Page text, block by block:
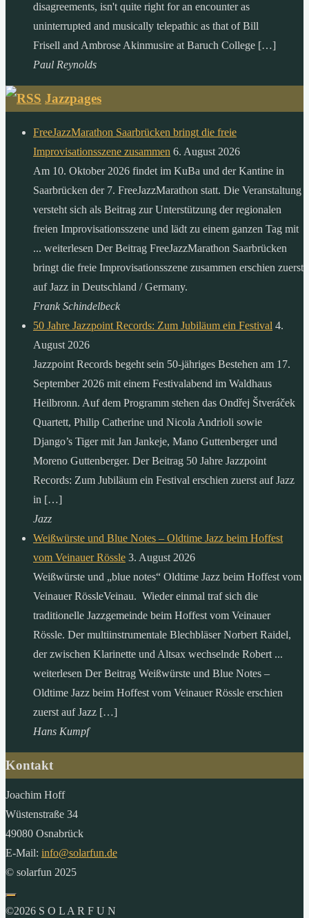
disagreements, isn't quite right for an encounter as
uninterrupted and musically telepathic as that of Bill
Frisell and Ambrose Akinmusire at Baruch College […]
Paul Reynolds
Jazzpages
FreeJazzMarathon Saarbrücken bringt die freie
Improvisationsszene zusammen 6. August 2026
Am 10. Oktober 2026 findet im KuBa und der Kantine in
Saarbrücken der 7. FreeJazzMarathon statt. Die Veranstaltung
versteht sich als Beitrag zur Unterstützung der regionalen
freien Improvisationsszene und lädt zu einem ganzen Tag mit
... weiterlesen Der Beitrag FreeJazzMarathon Saarbrücken
bringt die freie Improvisationsszene zusammen erschien zuerst
auf Jazz in Deutschland / Germany.
Frank Schindelbeck
50 Jahre Jazzpoint Records: Zum Jubiläum ein Festival 4.
August 2026
Jazzpoint Records begeht sein 50-jähriges Bestehen am 17.
September 2026 mit einem Festivalabend im Waldhaus
Heilbronn. Auf dem Programm stehen das Ondřej Štveráček
Quartett, Philip Catherine und Nicola Andrioli sowie
Django’s Tiger mit Jan Jankeje, Mano Guttenberger und
Moreno Guttenberger. Der Beitrag 50 Jahre Jazzpoint
Records: Zum Jubiläum ein Festival erschien zuerst auf Jazz
in […]
Jazz
Weißwürste und Blue Notes – Oldtime Jazz beim Hoffest
vom Veinauer Rössle 3. August 2026
Weißwürste und „blue notes“ Oldtime Jazz beim Hoffest vom
Veinauer RössleVeinau. Wieder einmal traf sich die
traditionelle Jazzgemeinde beim Hoffest vom Veinauer
Rössle. Der multiinstrumentale Blechbläser Norbert Raidel,
der zwischen Klarinette und Altsax wechselnde Robert ...
weiterlesen Der Beitrag Weißwürste und Blue Notes –
Oldtime Jazz beim Hoffest vom Veinauer Rössle erschien
zuerst auf Jazz […]
Hans Kumpf
Kontakt
Joachim Hoff
Wüstenstraße 34
49080 Osnabrück
E-Mail: info@solarfun.de
© solarfun 2025
©2026 S O L A R F U N